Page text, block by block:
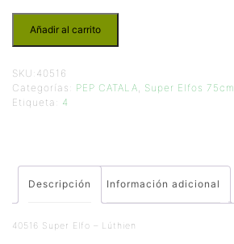
Añadir al carrito
SKU: 40516
Categorías: PEP CATALA, Super Elfos 75cm
Etiqueta: 4
Descripción Información adicional
40516 Super Elfo – Lúthien